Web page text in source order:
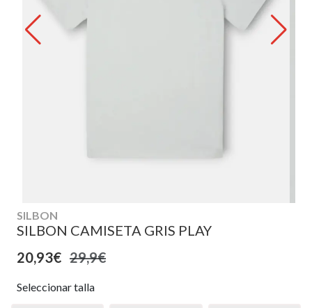
SILBON
SILBON CAMISETA GRIS PLAY
20,93€ 29,9€
Seleccionar talla